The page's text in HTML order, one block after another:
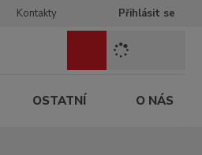
Kontakty Přihlásit se
e
OSTATNÍ O NÁS